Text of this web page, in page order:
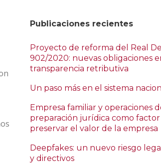
Publicaciones recientes
Proyecto de reforma del Real
902/2020: nuevas obligaciones
transparencia retributiva
Un paso más en el sistema
Empresa familiar y operaciones
preparación jurídica como factor
preservar el valor de la empresa
Deepfakes: un nuevo riesgo
y directivos